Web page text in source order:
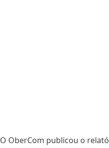
O OberCom publicou o